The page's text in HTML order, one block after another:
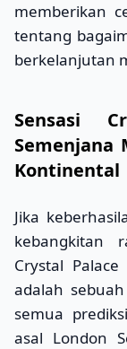
memberikan
tentang
berkelanjutan
Sensasi
Semenjana
Kontinental
Jika
kebangkitan
Crystal
adalah
semua
asal London